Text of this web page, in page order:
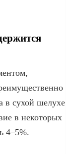
в сухой шелухе
в некоторых
4–5%.